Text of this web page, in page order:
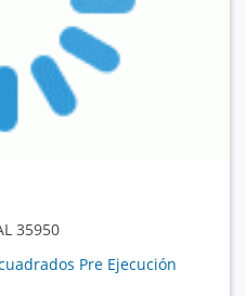
35950
Pre Ejecución